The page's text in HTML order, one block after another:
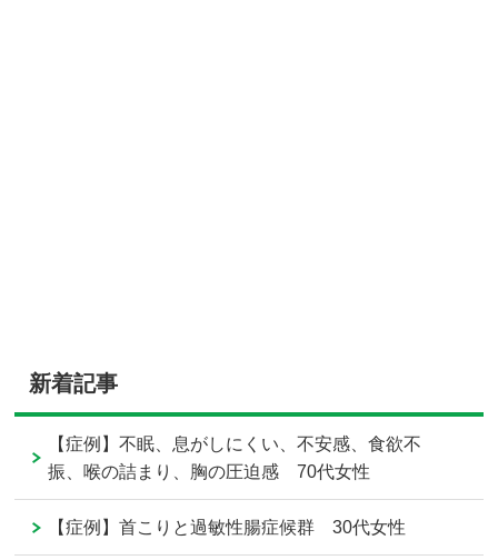
新着記事
【症例】不眠、息がしにくい、不安感、食欲不
振、喉の詰まり、胸の圧迫感 70代女性
【症例】首こりと過敏性腸症候群 30代女性